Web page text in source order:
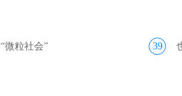
微粒社会” 39